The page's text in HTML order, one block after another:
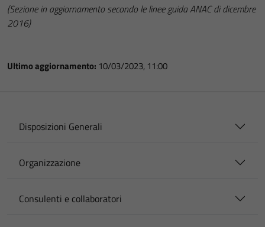
(Sezione in aggiornamento secondo le linee guida ANAC di dicembre
2016)
Ultimo aggiornamento: 10/03/2023, 11:00
Disposizioni Generali
Organizzazione
Consulenti e collaboratori